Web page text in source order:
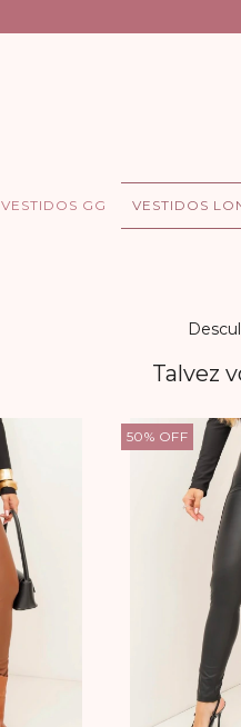
VESTIDOS GG VESTIDOS
Talvez
50% OFF